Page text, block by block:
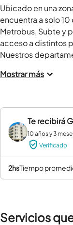
Ubicado en una
encuentra a solo
Metrobus, Subte y
acceso a distintos
Nuestros
Mostrar más
Te recibirá
10 años y 3
Verificado
2hs tiempo
Servicios